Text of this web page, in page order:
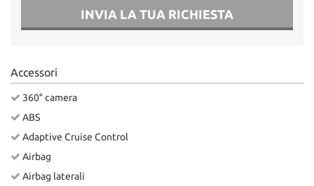
INVIA LA TUA RICHIESTA
Accessori
360° camera
ABS
Adaptive Cruise Control
Airbag
Airbag laterali